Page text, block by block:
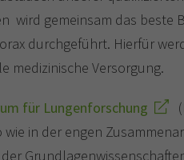
wird gemeinsam das
durchgeführt. Hierfür
medizinische Versorgung.
für Lungenforschung
wie in der engen